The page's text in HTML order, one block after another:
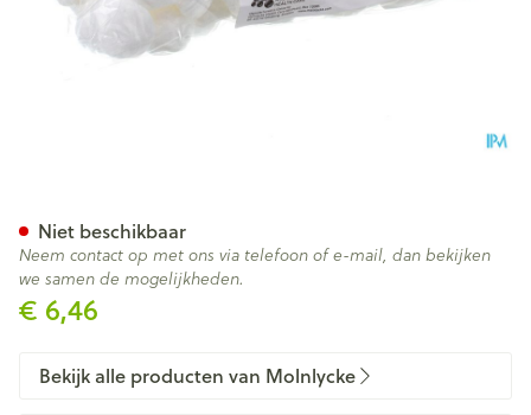
€ 6,46
Niet beschikbaar
Neem contact op met ons via telefoon of e-mail, dan bekijken
we samen de mogelijkheden.
Bekijk alle producten van Molnlycke